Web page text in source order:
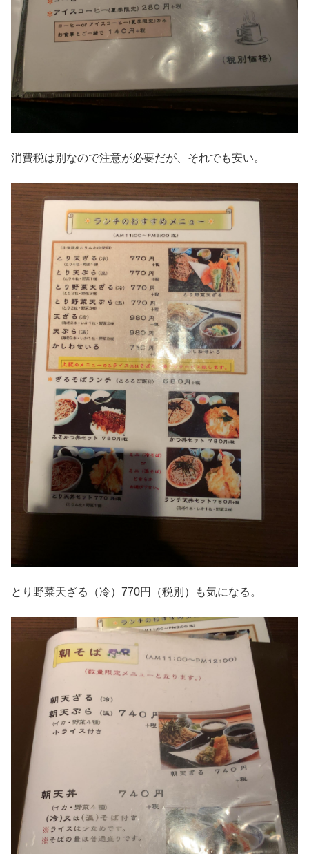
消費税は別なので注意が必要だが、それでも安い。
とり野菜天ざる（冷）770円（税別）も気になる。